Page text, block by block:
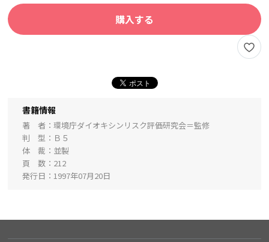
購入する
書籍情報
著 者
環境庁ダイオキシンリスク評価研究会＝監修
判 型
Ｂ５
体 裁
並製
頁 数
212
発行日
1997年07月20日